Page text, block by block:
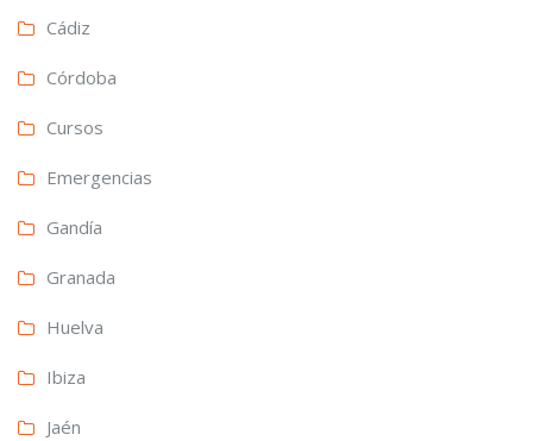
Cádiz
Córdoba
Cursos
Emergencias
Gandía
Granada
Huelva
Ibiza
Jaén